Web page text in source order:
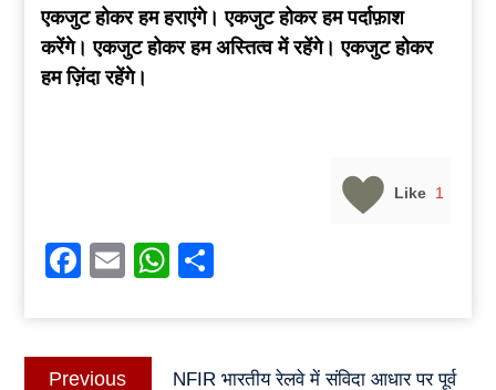
एकजुट होकर हम हराएंगे।एकजुट होकर हम पर्दाफ़ाश
करेंगे।एकजुट होकर हम अस्तित्व में रहेंगे।एकजुट होकर
हम ज़िंदा रहेंगे।
Like 1
Facebook
EmailWhatsApp
Post
Previous
NFIR भारतीय रेलवे में संविदा आधार पर पूर्व